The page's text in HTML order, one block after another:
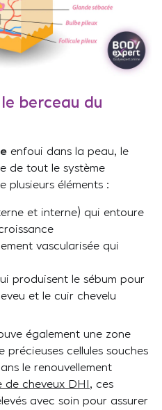
berceau du
enfoui dans la peau, le
de tout le système
plusieurs éléments :
et interne) qui entoure
vascularisée qui
produisent le sébum pour
et le cuir chevelu
également une zone
précieuses cellules souches
le renouvellement
cheveux DHI, ces
avec soin pour assurer